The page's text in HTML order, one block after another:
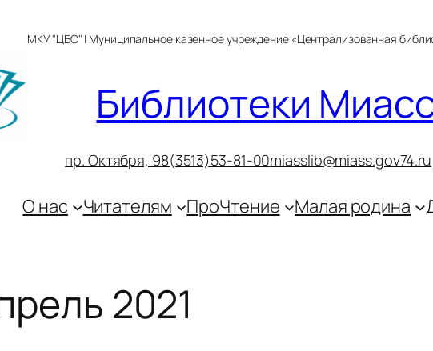
МКУ "ЦБС" | Муниципальное казенное учреждение «Централизованная
Библиотеки
пр. Октября, 98(3513)53-81-00miasslib@miass.gov74.ru
О нас Читателям ПроЧтение Малая родина
2021